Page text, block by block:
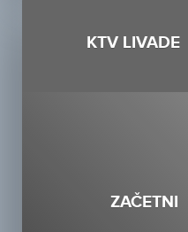
KTV LIVADE
ZAČETNI